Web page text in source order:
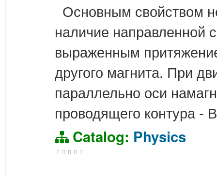
Основным свойством
наличие направленной
выраженным
другого магнита. При
параллельно оси
проводящего контура -
Catalog: Physics